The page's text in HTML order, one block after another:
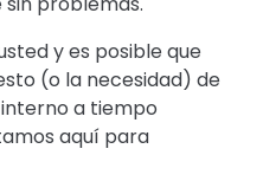
y es posible que
(o la necesidad) de
a tiempo
aquí para